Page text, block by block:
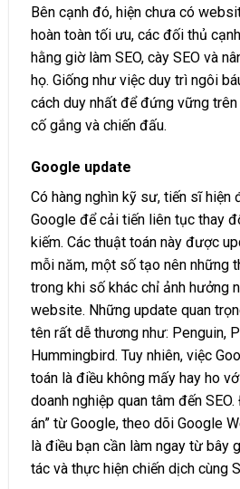
Bên cạnh đó, hiện chưa có
hoàn toàn tối ưu, các đối thủ
hằng giờ làm SEO, cày SEO và
họ. Giống như việc duy trì ngôi
cách duy nhất để đứng vững
cố gắng và chiến đấu.
Google update
Có hàng nghìn kỹ sư, tiến sĩ hiện
Google để cải tiến liên tục thay
kiếm. Các thuật toán này được
mỗi năm, một số tạo nên những
trong khi số khác chỉ ảnh hưởng
website. Những update quan
tên rất dễ thương như: Penguin,
Hummingbird. Tuy nhiên, việc
toán là điều không mấy hay ho
doanh nghiệp quan tâm đến
án” từ Google, theo dõi Google
là điều bạn cần làm ngay từ bây
tác và thực hiện chiến dịch cùng